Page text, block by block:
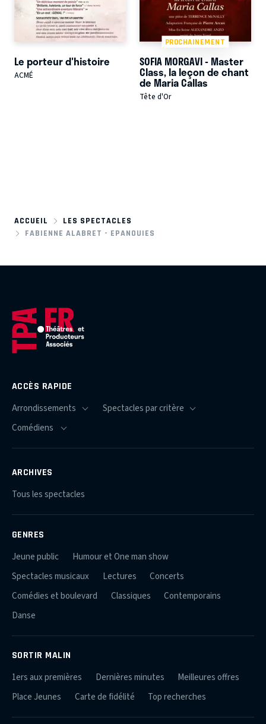
Le porteur d'histoire
ACMÉ
PROCHAINEMENT
SOFIA MORGAVI - Master
Class, la leçon de chant
de Maria Callas
Tête d'Or
ACCUEIL
LES SPECTACLES
FABIENNE ALABRET - EPANOUIES
ACCÈS RAPIDE
ARCHIVES
Tous les spectacles
GENRES
Jeune public
Humour et One man show
Spectacles musicaux
Lectures
Concerts
Comédies et boulevard
Classiques
Contemporains
Danse
SORTIR MALIN
1ers aux premières Dernières minutes
Meilleures offres
Place Jeunes
Carte de fidélité Top recherches